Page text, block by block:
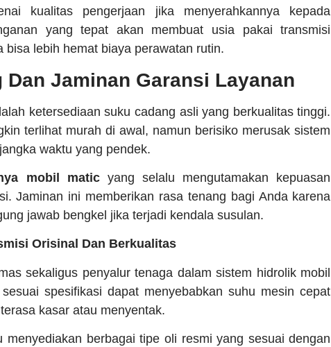
kualitas pengerjaan jika menyerahkannya kepada
yang tepat akan membuat usia pakai transmisi
lebih hemat biaya perawatan rutin.
Jaminan Garansi Layanan
ketersediaan suku cadang asli yang berkualitas tinggi.
terlihat murah di awal, namun berisiko merusak sistem
waktu yang pendek.
mobil maticyang selalu mengutamakan kepuasan
Jaminan ini memberikan rasa tenang bagi Anda karena
jawab bengkel jika terjadi kendala susulan.
Orisinal Dan Berkualitas
sekaligus penyalur tenaga dalam sistem hidrolik mobil
spesifikasi dapat menyebabkan suhu mesin cepat
kasar atau menyentak.
menyediakan berbagai tipe oli resmi yang sesuai dengan